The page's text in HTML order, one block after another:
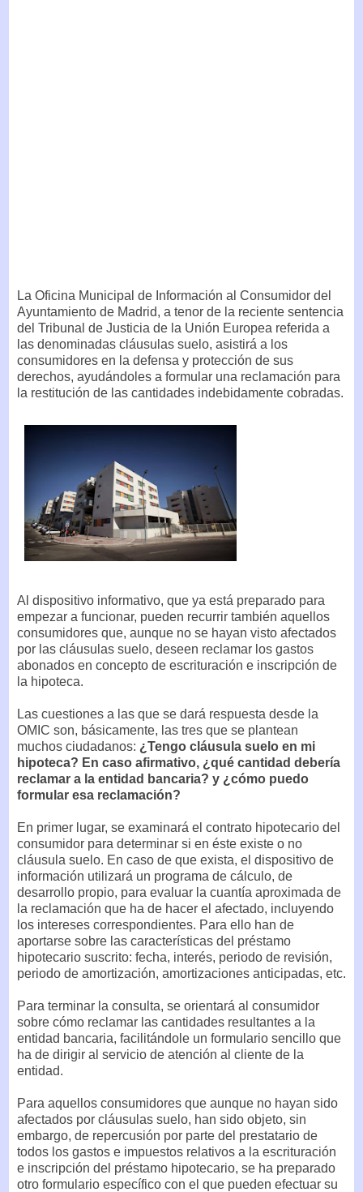
La Oficina Municipal de Información al Consumidor del
Ayuntamiento de Madrid, a tenor de la reciente sentencia
del Tribunal de Justicia de la Unión Europea referida a
las denominadas cláusulas suelo, asistirá a los
consumidores en la defensa y protección de sus
derechos, ayudándoles a formular una reclamación para
la restitución de las cantidades indebidamente cobradas.
Al dispositivo informativo, que ya está preparado para
empezar a funcionar, pueden recurrir también aquellos
consumidores que, aunque no se hayan visto afectados
por las cláusulas suelo, deseen reclamar los gastos
abonados en concepto de escrituración e inscripción de
la hipoteca.
Las cuestiones a las que se dará respuesta desde la
OMIC son, básicamente, las tres que se plantean
muchos ciudadanos: ¿Tengo cláusula suelo en mi
hipoteca? En caso afirmativo, ¿qué cantidad debería
reclamar a la entidad bancaria? y ¿cómo puedo
formular esa reclamación?
En primer lugar, se examinará el contrato hipotecario del
consumidor para determinar si en éste existe o no
cláusula suelo. En caso de que exista, el dispositivo de
información utilizará un programa de cálculo, de
desarrollo propio, para evaluar la cuantía aproximada de
la reclamación que ha de hacer el afectado, incluyendo
los intereses correspondientes. Para ello han de
aportarse sobre las características del préstamo
hipotecario suscrito: fecha, interés, periodo de revisión,
periodo de amortización, amortizaciones anticipadas, etc.
Para terminar la consulta, se orientará al consumidor
sobre cómo reclamar las cantidades resultantes a la
entidad bancaria, facilitándole un formulario sencillo que
ha de dirigir al servicio de atención al cliente de la
entidad.
Para aquellos consumidores que aunque no hayan sido
afectados por cláusulas suelo, han sido objeto, sin
embargo, de repercusión por parte del prestatario de
todos los gastos e impuestos relativos a la escrituración
e inscripción del préstamo hipotecario, se ha preparado
otro formulario específico con el que pueden efectuar su